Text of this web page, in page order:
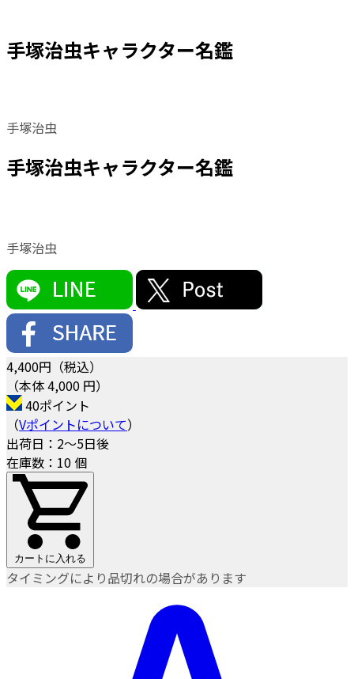
手塚治虫キャラクター名鑑
手塚治虫
手塚治虫キャラクター名鑑
手塚治虫
4,400円（税込）
（本体 4,000 円）
40ポイント
（Vポイントについて）
出荷日：2～5日後
在庫数：10 個
カートに入れる
タイミングにより品切れの場合があります